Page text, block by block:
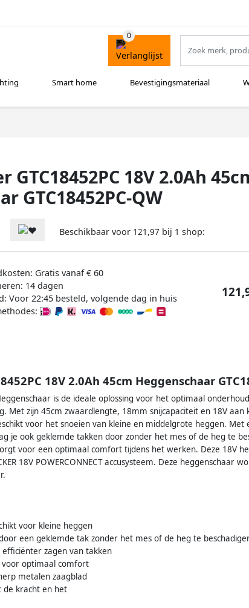
Smart home Bevestigingsmateriaal
GTC18452PC 18V 2.0Ah
GTC18452PC-QW
Beschikbaar voor 121,97 bij 1 shop:
Gratis vanaf € 60
14 dagen
Voor 22:45 besteld, volgende dag in huis
18V 2.0Ah 45cm Heggenschaar
is de ideale oplossing voor het optimaal
Met zijn 45cm zwaardlengte, 18mm snijcapaciteit en 18V aan
voor het snoeien van kleine en middelgrote heggen. Met
je ook geklemde takken door zonder het mes of de heg te
voor een optimaal comfort tijdens het werken. Deze 18V
18V POWERCONNECT accusysteem. Deze heggenschaar
voor kleine heggen
een geklemde tak zonder het mes of de heg te
zagen van takken
voor optimaal comfort
metalen zaagblad
de kracht en het